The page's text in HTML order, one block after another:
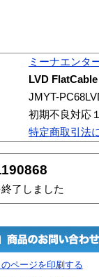
ミーナエンタ
LVD
JMYT-
初期不良対応
特定商取引法
了しました
ページを印刷する